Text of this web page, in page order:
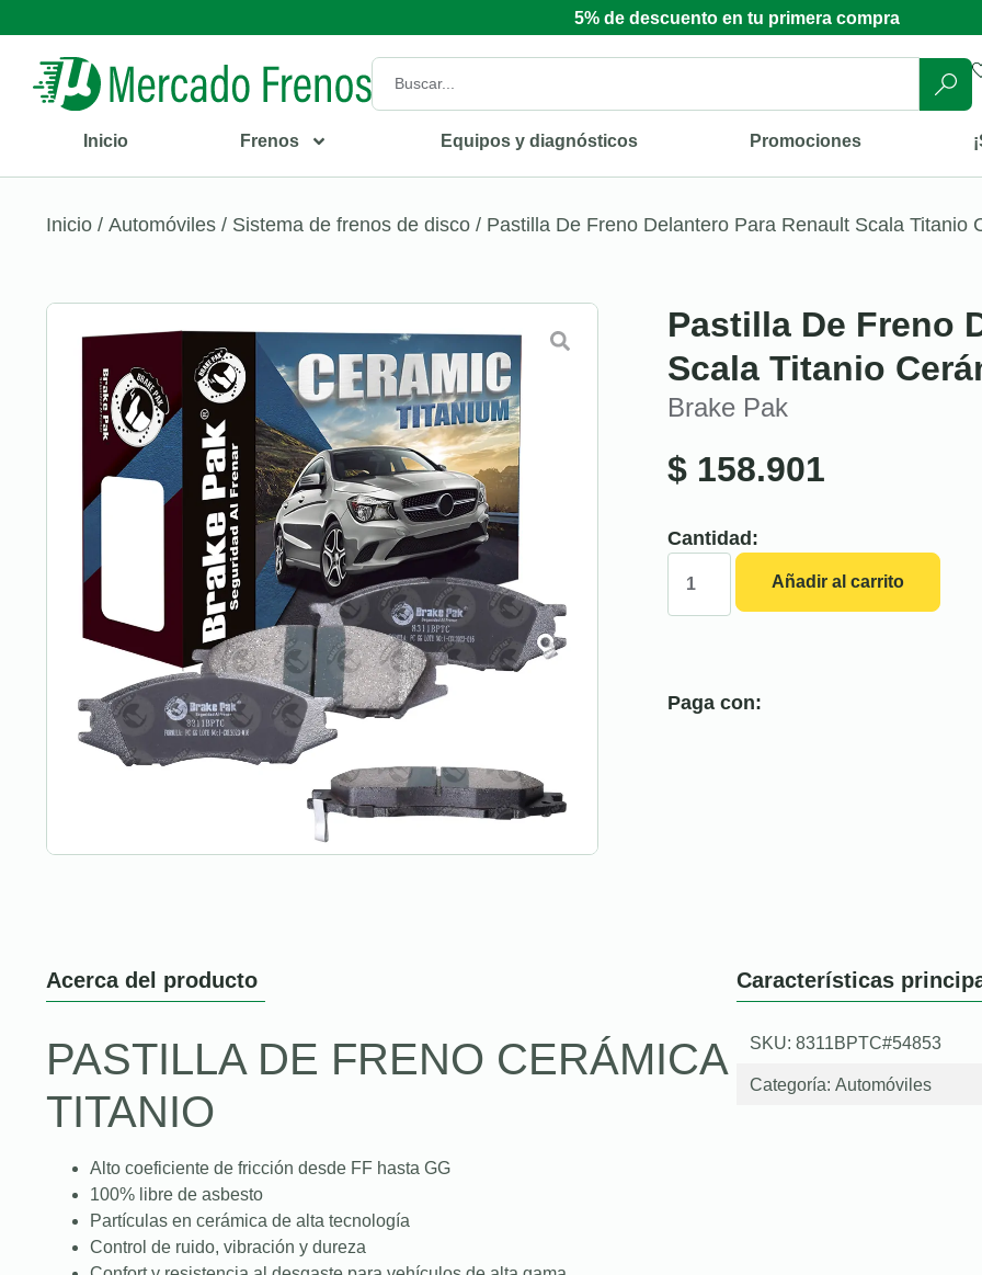
5% de descuento en tu primera compra
Inicio Frenos Equipos y diagnósticos Promociones
Inicio / Automóviles / Sistema de frenos de disco / Pastilla De Freno Delantero Para Renault Scala Titanio
Pastilla De Freno
Scala Titanio
Brake Pak
$ 158.901
Cantidad:
Añadir al carrito
Paga con:
Acerca del producto
PASTILLA DE FRENO CERÁMICA
TITANIO
Alto coeficiente de fricción desde FF hasta GG
100% libre de asbesto
Partículas en cerámica de alta tecnología
Control de ruido, vibración y dureza
Características
SKU: 8311BPTC#54853
Categoría: Automóviles